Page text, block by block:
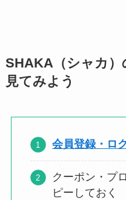
SHAKA（シャカ）
見てみよう
会員登録・ロ
クーポン・プ
ピーしておく